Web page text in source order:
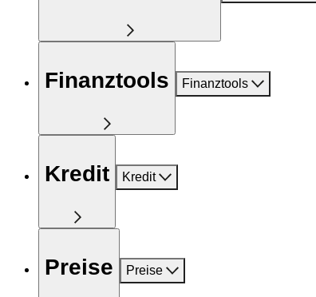
Finanztools Finanztools
Kredit Kredit
Preise Preise